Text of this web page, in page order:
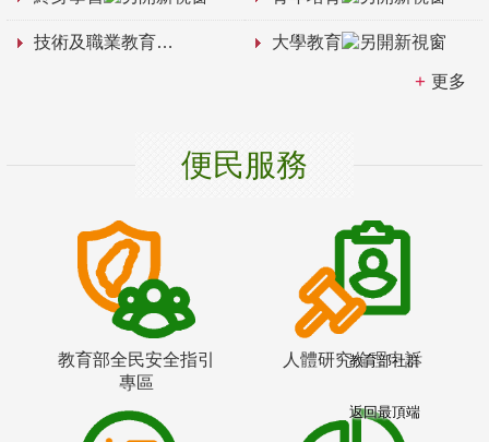
技術及職業教育 大學教育
更多
便民服務
教育部全民安全指引
專區
人體研究倫理申訴
教育部社群
返回最頂端